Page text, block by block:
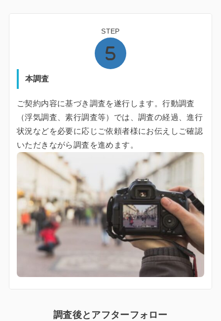
STEP
本調査
ご契約内容に基づき調査を遂行します。行動調査
（浮気調査、素行調査等）では、調査の経過、進行
状況などを必要に応じご依頼者様にお伝えしご確認
いただきながら調査を進めます。
調査後とアフターフォロー